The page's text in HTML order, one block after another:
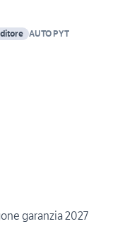
AUTO PYT
garanzia 2027